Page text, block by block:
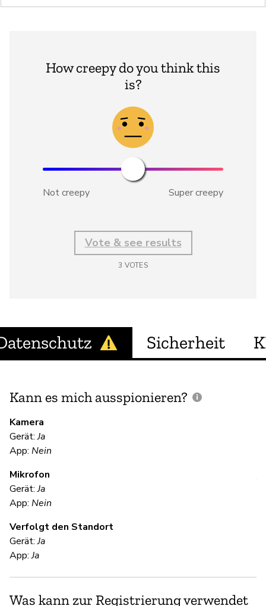
How creepy do you think this
is?
Not creepy Super creepy
Vote & see results
3 VOTES
Sicherheit
Kann es mich ausspionieren?
Kamera
Gerät:Ja
App: Nein
Mikrofon
Gerät:Ja
App: Nein
Verfolgt den Standort
Gerät:Ja
App:Ja
Was kann zur Registrierung verwendet